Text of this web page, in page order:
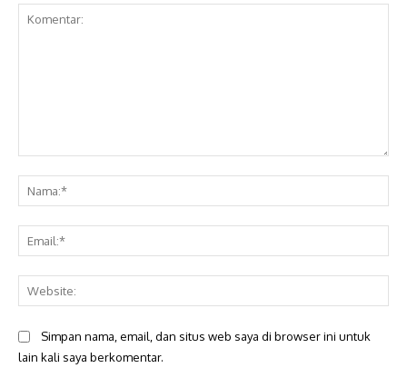
Simpan nama, email, dan situs web saya di browser ini untuk
lain kali saya berkomentar.